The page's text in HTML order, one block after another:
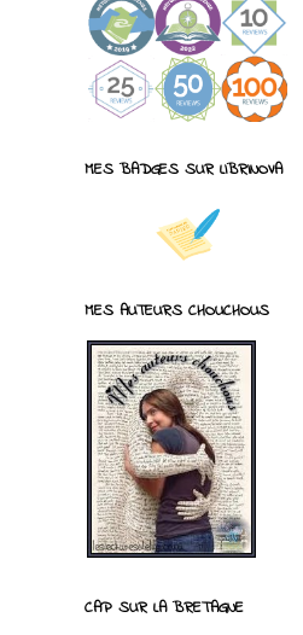
MES BADGES SUR LIBRINOVA
MES AUTEURS CHOUCHOUS
CAP SUR LA BRETAGNE